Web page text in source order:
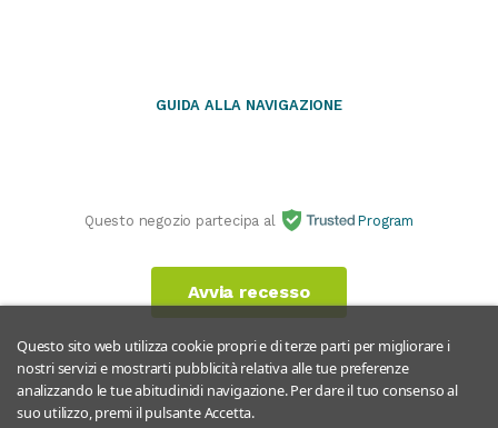
GUIDA ALLA NAVIGAZIONE
Questo negozio partecipa al Program
Avvia recesso
Questo sito web utilizza cookie propri e di terze parti per migliorare i
nostri servizi e mostrarti pubblicità relativa alle tue preferenze
analizzando le tue abitudinidi navigazione. Per dare il tuo consenso al
suo utilizzo, premi il pulsante Accetta.